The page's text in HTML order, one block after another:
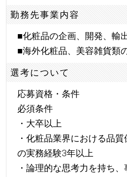
勤務先事業内容
■化粧品の企画、開発、輸
■海外化粧品、美容雑貨類
選考について
応募資格・条件
必須条件
・大卒以上
・化粧品業界における品
の実務経験3年以上
・論理的な思考力を持ち